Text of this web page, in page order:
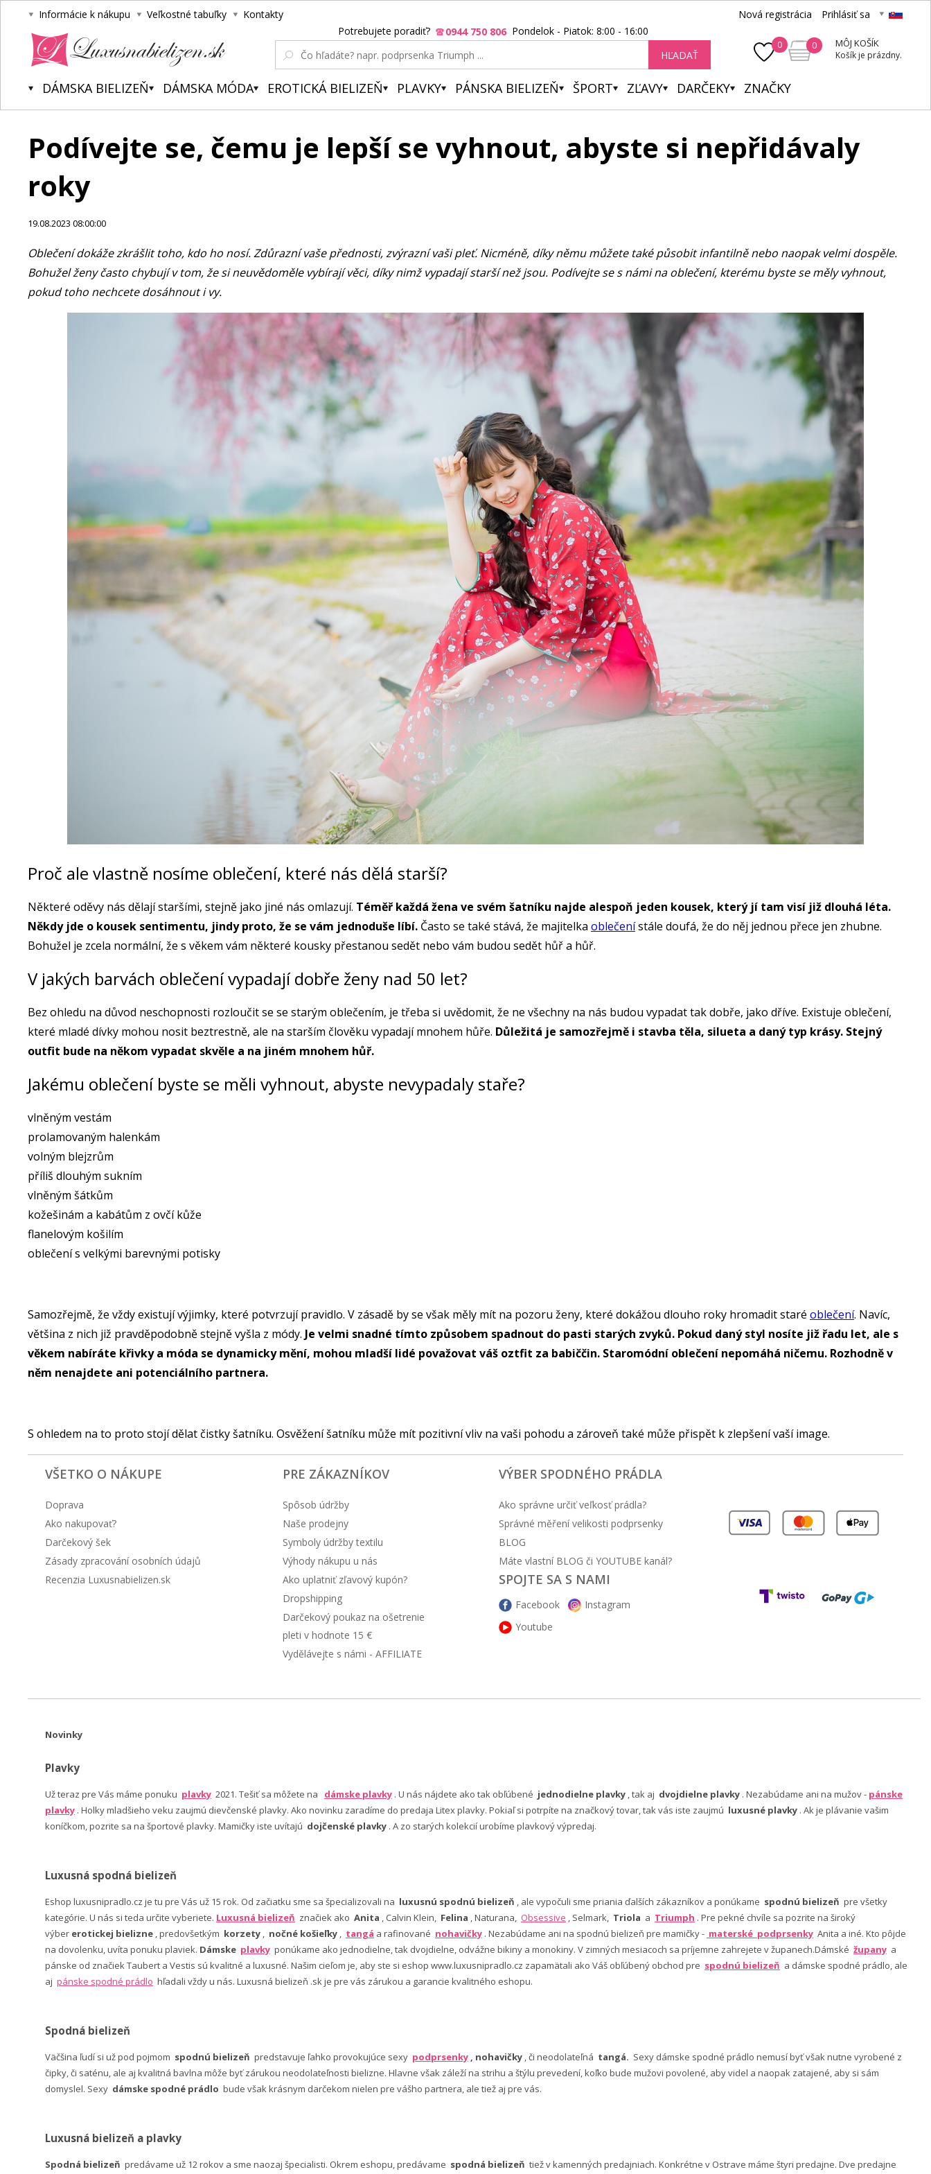
Informácie k nákupu Veľkostné tabuľky Kontakty Nová registrácia Prihlásiť sa
0 0 MÔJ KOŠÍK
Košík je prázdny.
Potrebujete poradiť? 0944 750 806 Pondelok - Piatok: 8:00 - 16:00
HĽADAŤ
DÁMSKA BIELIZEŇ DÁMSKA MÓDA EROTICKÁ BIELIZEŇ PLAVKY PÁNSKA BIELIZEŇ ŠPORT ZĽAVY DARČEKY ZNAČKY
Podívejte se, čemu je lepší se vyhnout, abyste si nepřidávaly
roky
19.08.2023 08:00:00
Oblečení dokáže zkrášlit toho, kdo ho nosí. Zdůrazní vaše přednosti, zvýrazní vaši pleť. Nicméně, díky němu můžete také působit infantilně nebo naopak velmi dospěle.
Bohužel ženy často chybují v tom, že si neuvědoměle vybírají věci, díky nimž vypadají starší než jsou. Podívejte se s námi na oblečení, kterému byste se měly vyhnout,
pokud toho nechcete dosáhnout i vy.
Proč ale vlastně nosíme oblečení, které nás dělá starší?
Některé oděvy nás dělají staršími, stejně jako jiné nás omlazují. Téměř každá žena ve svém šatníku najde alespoň jeden kousek, který jí tam visí již dlouhá léta.
Někdy jde o kousek sentimentu, jindy proto, že se vám jednoduše líbí. Často se také stává, že majitelka oblečenístále doufá, že do něj jednou přece jen zhubne.
Bohužel je zcela normální, že s věkem vám některé kousky přestanou sedět nebo vám budou sedět hůř a hůř.
V jakých barvách oblečení vypadají dobře ženy nad 50 let?
Bez ohledu na důvod neschopnosti rozloučit se se starým oblečením, je třeba si uvědomit, že ne všechny na nás budou vypadat tak dobře, jako dříve. Existuje oblečení,
které mladé dívky mohou nosit beztrestně, ale na starším člověku vypadají mnohem hůře. Důležitá je samozřejmě i stavba těla, silueta a daný typ krásy. Stejný
outfit bude na někom vypadat skvěle a na jiném mnohem hůř.
Jakému oblečení byste se měli vyhnout, abyste nevypadaly staře?
vlněným vestám
prolamovaným halenkám
volným blejzrům
příliš dlouhým sukním
vlněným šátkům
kožešinám a kabátům z ovčí kůže
flanelovým košilím
oblečení s velkými barevnými potisky
Samozřejmě, že vždy existují výjimky, které potvrzují pravidlo. V zásadě by se však měly mít na pozoru ženy, které dokážou dlouho roky hromadit staré oblečení. Navíc,
většina z nich již pravděpodobně stejně vyšla z módy. Je velmi snadné tímto způsobem spadnout do pasti starých zvyků. Pokud daný styl nosíte již řadu let, ale s
věkem nabíráte křivky a móda se dynamicky mění, mohou mladší lidé považovat váš oztfit za babiččin. Staromódní oblečení nepomáhá ničemu. Rozhodně v
něm nenajdete ani potenciálního partnera.
S ohledem na to proto stojí dělat čistky šatníku. Osvěžení šatníku může mít pozitivní vliv na vaši pohodu a zároveň také může přispět k zlepšení vaší image.
VŠETKO O NÁKUPE
Doprava
Ako nakupovať?
Darčekový šek
Zásady zpracování osobních údajů
Recenzia Luxusnabielizen.sk
PRE ZÁKAZNÍKOV
Spôsob údržby
Naše prodejny
Symboly údržby textilu
Výhody nákupu u nás
Ako uplatniť zľavový kupón?
Dropshipping
Darčekový poukaz na ošetrenie
pleti v hodnote 15 €
Vydělávejte s námi - AFFILIATE
VÝBER SPODNÉHO PRÁDLA
Ako správne určiť veľkosť prádla?
Správné měření velikosti podprsenky
BLOG
Máte vlastní BLOG či YOUTUBE kanál?
SPOJTE SA S NAMI
Facebook
Instagram
Youtube
Novinky
Plavky
Už teraz pre Vás máme ponuku plavky 2021. Tešiť sa môžete na dámske plavky . U nás nájdete ako tak obľúbené jednodielne plavky , tak aj dvojdielne plavky . Nezabúdame ani na mužov - pánske
plavky . Holky mladšieho veku zaujmú dievčenské plavky. Ako novinku zaradíme do predaja Litex plavky. Pokiaľ si potrpíte na značkový tovar, tak vás iste zaujmú luxusné plavky . Ak je plávanie vašim
koníčkom, pozrite sa na športové plavky. Mamičky iste uvítajú dojčenské plavky . A zo starých kolekcií urobíme plavkový výpredaj.
Luxusná spodná bielizeň
Eshop luxusnipradlo.cz je tu pre Vás už 15 rok. Od začiatku sme sa špecializovali na luxusnú spodnú bielizeň , ale vypočuli sme priania ďalších zákazníkov a ponúkame spodnú bielizeň pre všetky
kategórie. U nás si teda určite vyberiete. Luxusná bielizeň značiek ako Anita , Calvin Klein, Felina , Naturana, Obsessive , Selmark, Triola a Triumph . Pre pekné chvíle sa pozrite na široký
výber erotickej bielizne , predovšetkým korzety , nočné košieľky , tangá a rafinované nohavičky . Nezabúdame ani na spodnú bielizeň pre mamičky - materské podprsenky Anita a iné. Kto pôjde
na dovolenku, uvíta ponuku plaviek. Dámske plavky ponúkame ako jednodielne, tak dvojdielne, odvážne bikiny a monokiny. V zimných mesiacoch sa príjemne zahrejete v županech.Dámské župany a
pánske od značiek Taubert a Vestis sú kvalitné a luxusné. Našim cieľom je, aby ste si eshop www.luxusnipradlo.cz zapamätali ako Váš obľúbený obchod pre spodnú bielizeň a dámske spodné prádlo, ale
aj pánske spodné prádlo hľadali vždy u nás. Luxusná bielizeň .sk je pre vás zárukou a garancie kvalitného eshopu.
Spodná bielizeň
Väčšina ľudí si už pod pojmom spodnú bielizeň predstavuje ľahko provokujúce sexy podprsenky , nohavičky , či neodolateľná tangá. Sexy dámske spodné prádlo nemusí byť však nutne vyrobené z
čipky, či saténu, ale aj kvalitná bavlna môže byť zárukou neodolateľnosti bielizne. Hlavne však záleží na strihu a štýlu prevedení, koľko bude mužovi povolené, aby videl a naopak zatajené, aby si sám
domyslel. Sexy dámske spodné prádlo bude však krásnym darčekom nielen pre vášho partnera, ale tiež aj pre vás.
Luxusná bielizeň a plavky
Spodná bielizeň predávame už 12 rokov a sme naozaj špecialisti. Okrem eshopu, predávame spodná bielizeň tiež v kamenných predajniach. Konkrétne v Ostrave máme štyri predajne. Dve predajne